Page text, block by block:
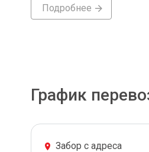
Подробнее
График
Забор с адреса